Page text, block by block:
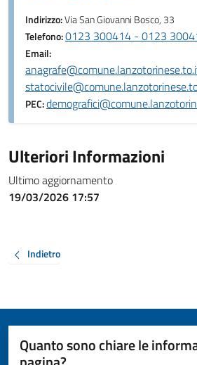
Indirizzo:Via San Giovanni Bosco, 33
Telefono:0123 300414 - 0123
Email:
PEC:
Ulteriori Informazioni
Ultimo aggiornamento
19/03/2026 17:57
Indietro
Quanto sono chiare le